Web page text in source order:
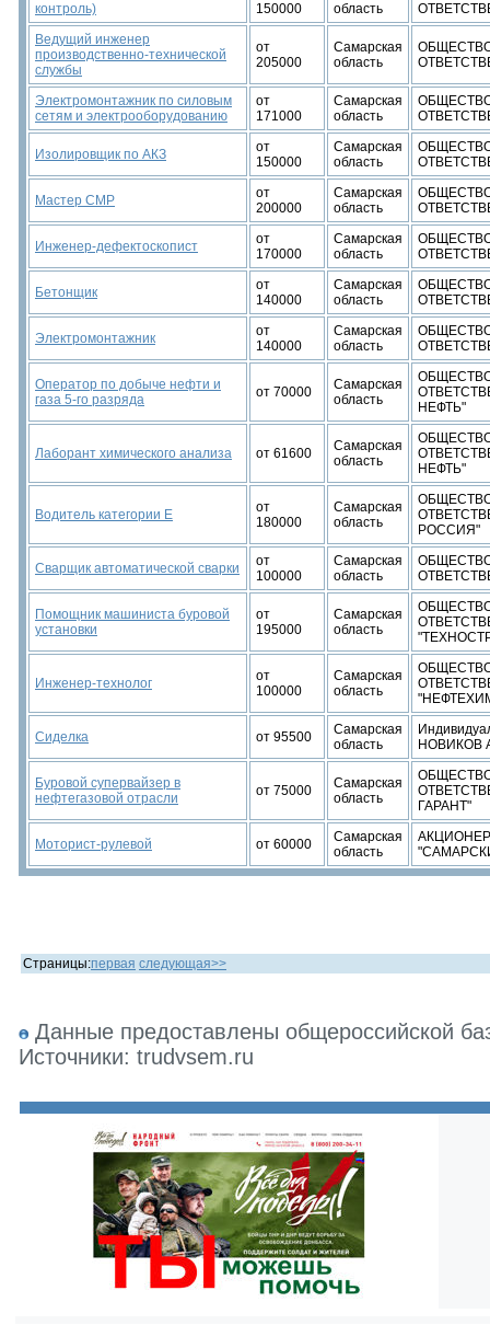
контроль)
150000
область
Ведущий инженер
производственно-технической
службы
от
205000
Самарская
область
Электромонтажник по силовым
сетям и электрооборудованию
от
171000
Самарская
область
Изолировщик по АКЗ
от
150000
Самарская
область
Мастер СМР
от
200000
Самарская
область
Инженер-дефектоскопист
от
170000
Самарская
область
Бетонщик
от
140000
Самарская
область
Электромонтажник
от
140000
Самарская
область
Оператор по добыче нефти и
газа 5-го разряда
от 70000
Самарская
область
НЕФТЬ"
Лаборант химического анализа от 61600
Самарская
область
НЕФТЬ"
Водитель категории Е
от
180000
Самарская
область
РОССИЯ"
Сварщик автоматической сварки
от
100000
Самарская
область
Помощник машиниста буровой
установки
от
195000
Самарская
область
Инженер-технолог
от
100000
Самарская
область
Сиделка от 95500
Самарская
область
НОВИКОВ
Буровой супервайзер в
нефтегазовой отрасли
от 75000
Самарская
область
ГАРАНТ"
Моторист-рулевой от 60000
Самарская
область
Страницы:первая следующая>>
Данные предоставлены общероссийской
Источники: trudvsem.ru